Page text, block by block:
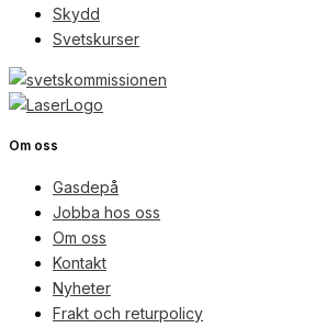
Skydd
Svetskurser
Om oss
Gasdepå
Jobba hos oss
Om oss
Kontakt
Nyheter
Frakt och returpolicy